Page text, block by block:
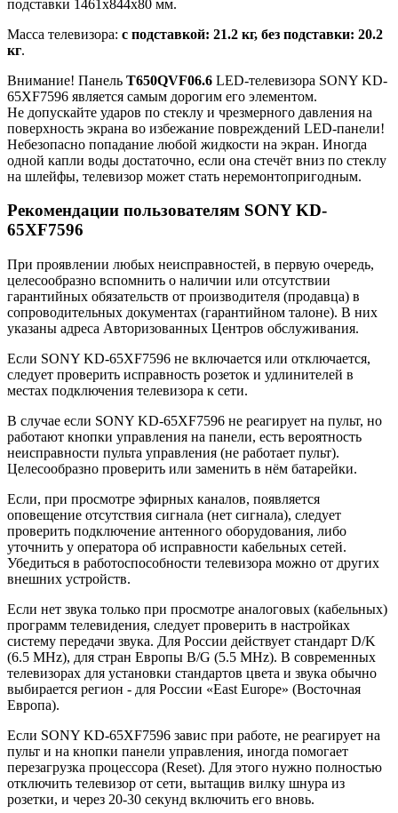
подставки 1461x844x80 мм.
Масса телевизора: с подставкой: 21.2 кг, без подставки: 20.2
кг.
Внимание! Панель T650QVF06.6 LED-телевизора SONY KD-
65XF7596 является самым дорогим его элементом.
Не допускайте ударов по стеклу и чрезмерного давления на
поверхность экрана во избежание повреждений LED-панели!
Небезопасно попадание любой жидкости на экран. Иногда
одной капли воды достаточно, если она стечёт вниз по стеклу
на шлейфы, телевизор может стать неремонтопригодным.
Рекомендации пользователям SONY KD-
65XF7596
При проявлении любых неисправностей, в первую очередь,
целесообразно вспомнить о наличии или отсутствии
гарантийных обязательств от производителя (продавца) в
сопроводительных документах (гарантийном талоне). В них
указаны адреса Авторизованных Центров обслуживания.
Если SONY KD-65XF7596 не включается или отключается,
следует проверить исправность розеток и удлинителей в
местах подключения телевизора к сети.
В случае если SONY KD-65XF7596 не реагирует на пульт, но
работают кнопки управления на панели, есть вероятность
неисправности пульта управления (не работает пульт).
Целесообразно проверить или заменить в нём батарейки.
Если, при просмотре эфирных каналов, появляется
оповещение отсутствия сигнала (нет сигнала), следует
проверить подключение антенного оборудования, либо
уточнить у оператора об исправности кабельных сетей.
Убедиться в работоспособности телевизора можно от других
внешних устройств.
Если нет звука только при просмотре аналоговых (кабельных)
программ телевидения, следует проверить в настройках
систему передачи звука. Для России действует стандарт D/K
(6.5 MHz), для стран Европы B/G (5.5 MHz). В современных
телевизорах для установки стандартов цвета и звука обычно
выбирается регион - для России «East Europe» (Восточная
Европа).
Если SONY KD-65XF7596 завис при работе, не реагирует на
пульт и на кнопки панели управления, иногда помогает
перезагрузка процессора (Reset). Для этого нужно полностью
отключить телевизор от сети, вытащив вилку шнура из
розетки, и через 20-30 секунд включить его вновь.